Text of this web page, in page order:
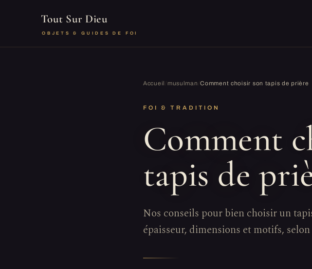
Tout Sur Dieu
OBJETS & GUIDES DE FOI
Accueil musulman /Comment choisir son tapis de prière
FOI & TRADITION
Comment
tapis de
Nos conseils pour bien choisir un
épaisseur, dimensions et motifs,